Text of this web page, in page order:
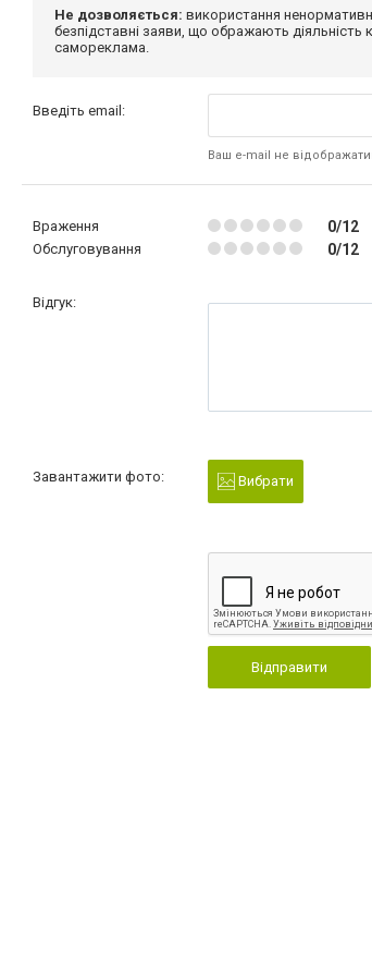
Не дозволяється: використання
безпідставні заяви, що ображають діяльність
самореклама.
Введіть email:
Ваш e-mail не
Враження 0/12
Обслуговування 0/12
Відгук:
Завантажити фото: Вибрати
Відправити